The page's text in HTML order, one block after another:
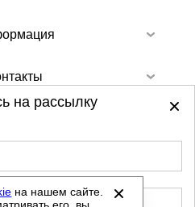
- все права
на нашем сайте.
на рассылку